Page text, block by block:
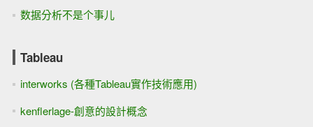
数据分析不是个事儿
Tableau
interworks (各種Tableau實作技術應用)
kenflerlage-創意的設計概念